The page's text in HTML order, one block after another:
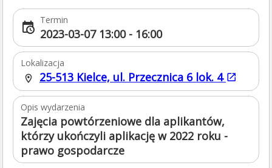
Termin
2023-03-07 13:00 - 16:00
Lokalizacja
25-513 Kielce, ul. Przecznica 6 lok. 4
Opis wydarzenia
Zajęcia powtórzeniowe dla aplikantów,
którzy ukończyli aplikację w 2022 roku -
prawo gospodarcze